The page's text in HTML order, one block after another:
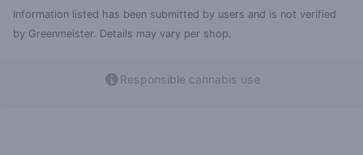
Information listed has been submitted by users and is not verified
by Greenmeister. Details may vary per shop.
Responsible cannabis use